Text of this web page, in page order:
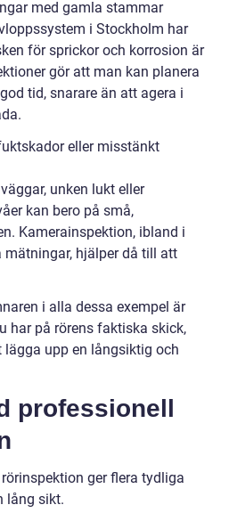
med gamla stammar
i Stockholm har
för sprickor och korrosion är
gör att man kan planera
tid, snarare än att agera i
eller misstänkt
unken lukt eller
kan bero på små,
Kamerainspektion, ibland i
hjälper då till att
i alla dessa exempel är
har på rörens faktiska skick,
lägga upp en långsiktig och
professionell
ger flera tydliga
lång sikt.